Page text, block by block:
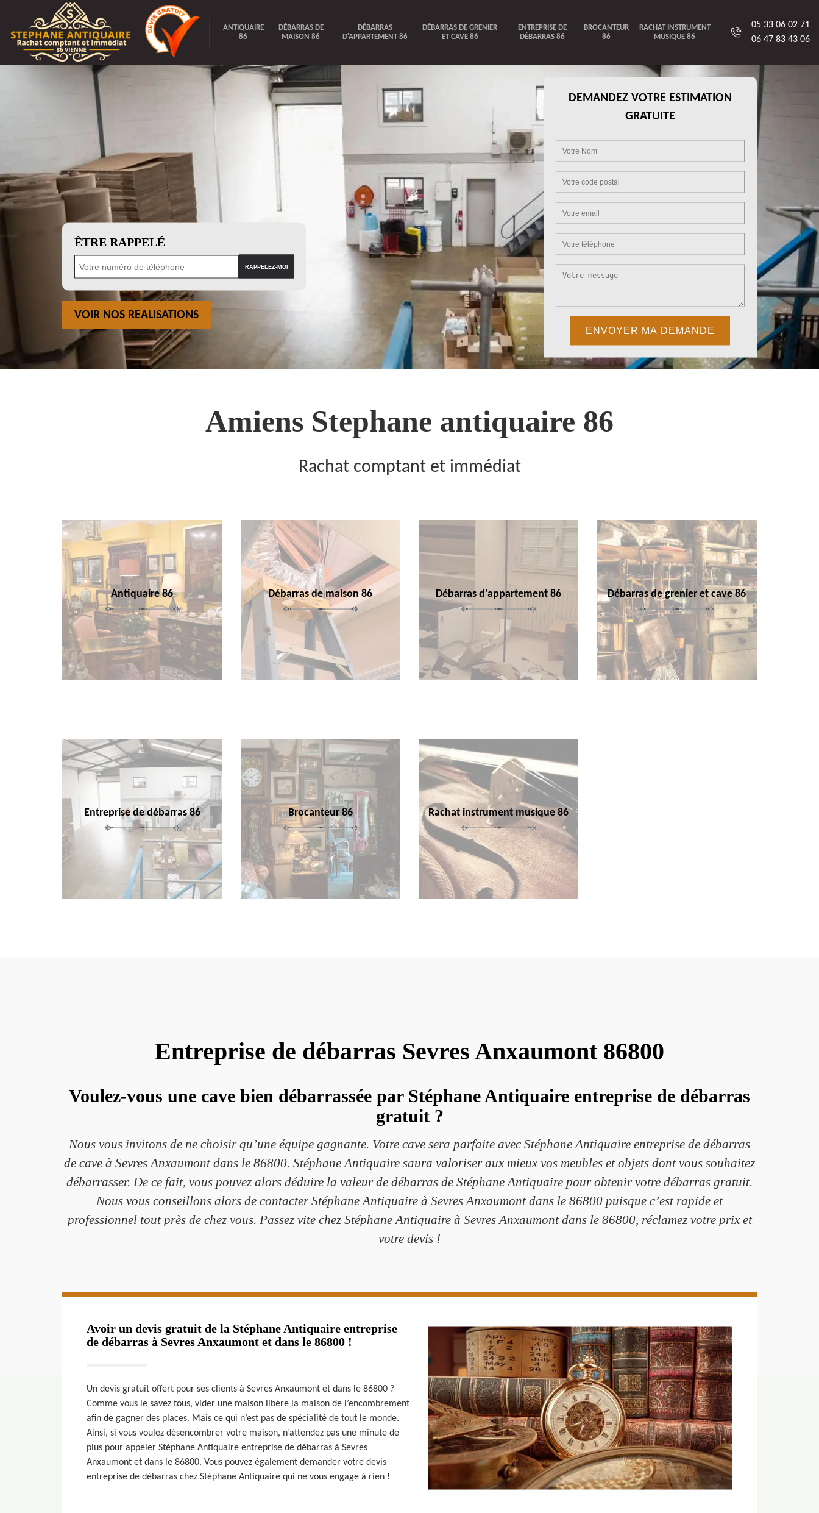
ANTIQUAIRE
86
DÉBARRAS DE
MAISON 86
DÉBARRAS
D'APPARTEMENT 86
DÉBARRAS DE GRENIER
ET CAVE 86
ENTREPRISE DE
DÉBARRAS 86
BROCANTEUR
86
RACHAT INSTRUMENT
MUSIQUE 86
05 33 06 02 71
06 47 83 43 06
ÊTRE RAPPELÉ
VOIR NOS REALISATIONS
DEMANDEZ VOTRE ESTIMATION
GRATUITE
Amiens Stephane antiquaire 86
Rachat comptant et immédiat
Antiquaire 86 Débarras de maison 86 Débarras d'appartement 86 Débarras de grenier et cave 86
Entreprise de débarras 86 Brocanteur 86 Rachat instrument musique 86
Entreprise de débarras Sevres Anxaumont 86800
Voulez-vous une cave bien débarrassée par Stéphane Antiquaire entreprise de débarras
gratuit ?
Nous vous invitons de ne choisir qu’une équipe gagnante. Votre cave sera parfaite avec Stéphane Antiquaire entreprise de débarras
de cave à Sevres Anxaumont dans le 86800. Stéphane Antiquaire saura valoriser aux mieux vos meubles et objets dont vous souhaitez
débarrasser. De ce fait, vous pouvez alors déduire la valeur de débarras de Stéphane Antiquaire pour obtenir votre débarras gratuit.
Nous vous conseillons alors de contacter Stéphane Antiquaire à Sevres Anxaumont dans le 86800 puisque c’est rapide et
professionnel tout près de chez vous. Passez vite chez Stéphane Antiquaire à Sevres Anxaumont dans le 86800, réclamez votre prix et
votre devis !
Avoir un devis gratuit de la Stéphane Antiquaire entreprise
de débarras à Sevres Anxaumont et dans le 86800 !
Un devis gratuit offert pour ses clients à Sevres Anxaumont et dans le 86800 ?
Comme vous le savez tous, vider une maison libère la maison de l’encombrement
afin de gagner des places. Mais ce qui n’est pas de spécialité de tout le monde.
Ainsi, si vous voulez désencombrer votre maison, n’attendez pas une minute de
plus pour appeler Stéphane Antiquaire entreprise de débarras à Sevres
Anxaumont et dans le 86800. Vous pouvez également demander votre devis
entreprise de débarras chez Stéphane Antiquaire qui ne vous engage à rien !